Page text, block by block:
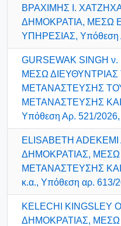
ΒΡΑΧΙΜΗΣ Ι.
ΔΗΜΟΚΡΑΤΙΑ, ΜΕΣΩ
ΥΠΗΡΕΣΙΑΣ, Υπόθεση
GURSEWAK SINGH
ΜΕΣΩ
ΜΕΤΑΝΑΣΤΕΥΣΗΣ
ΜΕΤΑΝΑΣΤΕΥΣΗΣ
Υπόθεση Αρ. 521/
ELISABETH
ΔΗΜΟΚΡΑΤΙΑΣ,
ΜΕΤΑΝΑΣΤΕΥΣΗΣ
κ.α., Υπόθεση αρ. 613/
KELECHI KINGSLEY
ΔΗΜΟΚΡΑΤΙΑΣ,